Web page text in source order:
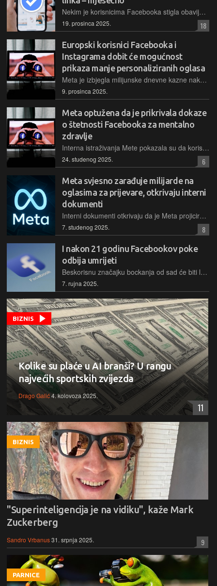
Nekim je korisnicima Facebooka stigla obavijest o tome da će im se ograničiti broj dijeljenja linkova koji vode na vanjske stranice, a žele li ukloniti to ograničenje, morat će plaćati plavu kvačicu
19. prosinca 2025. 18
Europski korisnici Facebooka i
Instagrama dobit će mogućnost
prikaza manje personaliziranih oglasa
Meta je izbjegla milijunske dnevne kazne nakon što je Europska komisija odobrila njezin revidirani oglasni model koji obećava manju upotrebu osobnih podataka
9. prosinca 2025.
Meta optužena da je prikrivala dokaze
o štetnosti Facebooka za mentalno
zdravlje
Interna istraživanja Mete pokazala su da korisnici bez Facebooka osjećaju manje depresije i anksioznosti. Meta je, tvrde tako američki tužitelji, te dokaze zataškala
24. studenog 2025. 6
Meta svjesno zarađuje milijarde na
oglasima za prijevare, otkrivaju interni
dokumenti
Interni dokumenti otkrivaju da je Meta projicirala zaradu od čak 16 milijardi dolara od oglasa za prijevare, svjesno ignorirajući interna upozorenja i nedovoljno štiteći milijarde svojih korisnika
7. studenog 2025. 8
I nakon 21 godinu Facebookov poke
odbija umrijeti
Beskorisnu značajku bockanja od sad će biti lakše pronaći jer je vraćena u korisničke profile u Facebookovoj aplikaciji.
7. rujna 2025.
BIZNIS
Kolike su plaće u AI branši? U rangu
najvećih sportskih zvijezda
Drago Galić4. kolovoza 2025.
11
BIZNIS
"Superinteligencija je na vidiku", kaže Mark
Zuckerberg
Sandro Vrbanus31. srpnja 2025. 9
PARNICE